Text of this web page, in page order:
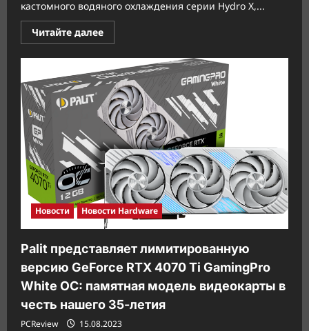
кастомного водяного охлаждения серии Hydro X,...
Читайте далееПрочитать
больше
CORSAIR
упрощает
кастомное
водяное
охлаждение
Новости Новости Hardware
Palit представляет лимитированную
версию GeForce RTX 4070 Ti GamingPro
White OC: памятная модель видеокарты в
честь нашего 35-летия
PCReview 15.08.2023